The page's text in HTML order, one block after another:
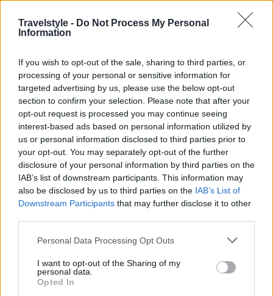
Travelstyle - Do Not Process My Personal
Information
If you wish to opt-out of the sale, sharing to third parties, or
processing of your personal or sensitive information for
targeted advertising by us, please use the below opt-out
section to confirm your selection. Please note that after your
opt-out request is processed you may continue seeing
interest-based ads based on personal information utilized by
us or personal information disclosed to third parties prior to
your opt-out. You may separately opt-out of the further
disclosure of your personal information by third parties on the
IAB’s list of downstream participants. This information may
also be disclosed by us to third parties on the IAB’s List of
Downstream Participants that may further disclose it to other
Please note that this website/app uses one or more Google
not limited to your visit or usage behaviour. You may click to
grant or deny consent to Google and its third-party tags to
use your data for below specified purposes in below Google
Personal Data Processing Opt Outs
I want to opt-out of the Sharing of my
personal data.
Opted In
συνδυάζει την ηρεμία με την άμεση πρόσβαση στον παλμό του νησιού, το
Naxos...
Από τον Ταΰγετο στον Πάρνωνα:
Πελοποννήσου: τον Ταΰγετο και τον Πάρνωνα, δύο βουνά διαφορετικά
μεταξύ τους, αλλά εξίσου...